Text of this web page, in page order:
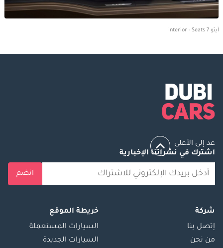
آيتو 7 interior - Seats
عد إلى الأعلى
اشترك في نشراتنا الإخبارية
انضم
شركة
إتصل بنا
من نحن
خريطة الموقع
السيارات المستعملة
السيارات الجديدة